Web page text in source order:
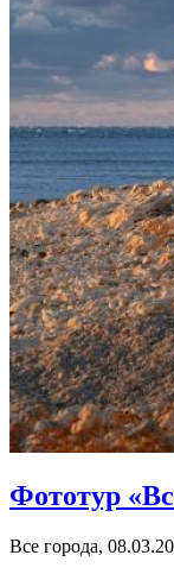
Фототур
Все города,